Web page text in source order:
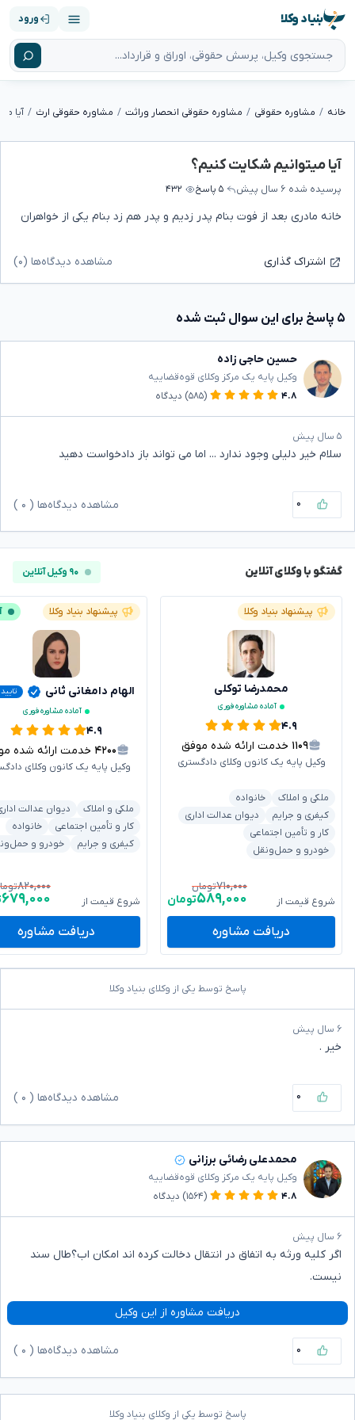
بنیاد وکلا ورود
خانه مشاوره حقوقی مشاوره حقوقی انحصار وراثت مشاوره حقوقی ارث آیا
آیا میتوانیم شکایت کنیم؟
پرسیده شده ۶ سال پیش ۵ پاسخ ۴۳۲
خانه مادری بعد از فوت بنام پدر زدیم و پدر هم زد بنام یکی از خواهران
اشتراک گذاری مشاهده دیدگاه‌ها (۰)
۵ پاسخ برای این سوال ثبت شده
حسین حاجی زاده
وکیل پایه یک مرکز وکلای قوه‌قضاییه
۴.۸
(۵۸۵) دیدگاه
۵ سال پیش
سلام خیر دلیلی وجود ندارد ... اما می تواند باز دادخواست دهید
۰ مشاهده دیدگاه‌ها ( ۰
گفتگو با وکلای آنلاین ۹۰ وکیل آنلاین
پیشنهاد بنیاد وکلا
محمدرضا توکلی
آماده مشاوره فوری
۴.۹
۱۱۰۹ خدمت ارائه شده موفق
وکیل پایه یک کانون وکلای دادگستری
ملکی و املاک
خانواده
کیفری و جرایم
دیوان عدالت اداری
کار و تأمین اجتماعی
خودرو و حمل‌ونقل
شروع قیمت از
۷۱۰,۰۰۰تومان
۵۸۹,۰۰۰تومان
دریافت مشاوره
پیشنهاد بنیاد وکلا
الهام دامغانی ثانی
آماده مشاوره فوری
۴.۹
۴۲۰۰ خدمت ارائه شده موفق
وکیل پایه یک کانون وکلای
ملکی و املاک
دیوان عدالت
کار و تأمین اجتماعی
خانواده
کیفری و جرایم
خودرو و
شروع قیمت از
۸۲۰,۰۰۰
۶۷۹,۰۰۰
دریافت مشاوره
پاسخ توسط یکی از وکلای بنیاد وکلا
۶ سال پیش
خیر .
۰ مشاهده دیدگاه‌ها ( ۰
محمدعلی رضائی برزانی
وکیل پایه یک مرکز وکلای قوه‌قضاییه
۴.۸
(۱۵۶۴) دیدگاه
۶ سال پیش
اگر کلیه ورثه به اتفاق در انتقال دخالت کرده اند امکان اب؟طال سند
نیست.
دریافت مشاوره از این وکیل
۰ مشاهده دیدگاه‌ها ( ۰
پاسخ توسط یکی از وکلای بنیاد وکلا